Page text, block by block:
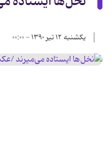
یکشنبه ۱۲ تیر ۱۳۹۰ - ۰۰:۰۰